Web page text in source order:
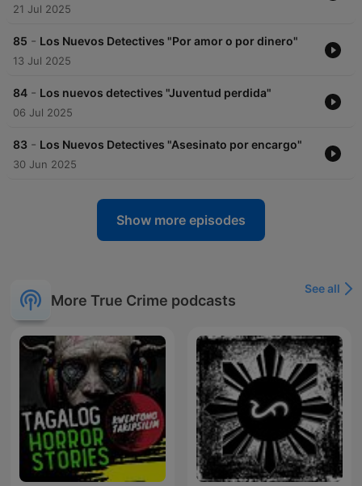
21 Jul 2025
85 - Los Nuevos Detectives "Por amor o por dinero"
13 Jul 2025
84 - Los nuevos detectives "Juventud perdida"
06 Jul 2025
83 - Los Nuevos Detectives "Asesinato por encargo"
30 Jun 2025
Show more episodes
More True Crime podcasts
See all